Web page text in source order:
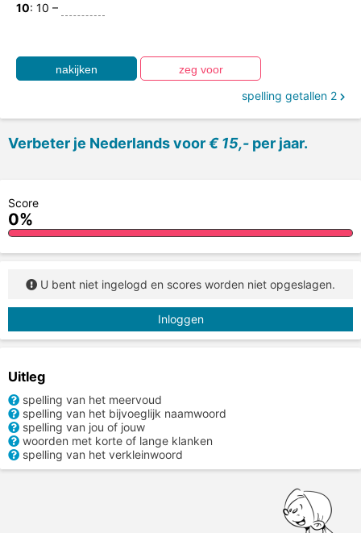
10: 10 –
spelling getallen 2
Verbeter je Nederlands voor€ 15,- per jaar.
U bent niet ingelogd en scores worden niet opgeslagen.
Inloggen
Score
0%
Uitleg
spelling van het meervoud
spelling van het bijvoeglijk naamwoord
spelling van jou of jouw
woorden met korte of lange klanken
spelling van het verkleinwoord